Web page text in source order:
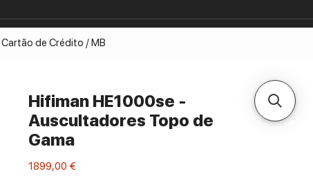
Cartão de Crédito / MB
Hifiman HE1000se -
Auscultadores Topo de
Gama
1899,00 €